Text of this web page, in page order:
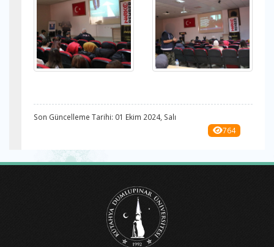
Son Güncelleme Tarihi: 01 Ekim 2024, Salı
764